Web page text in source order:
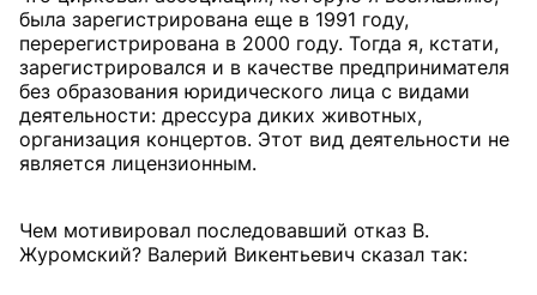
была зарегистрирована еще в 1991 году,
перерегистрирована в 2000 году. Тогда я, кстати,
зарегистрировался и в качестве предпринимателя
без образования юридического лица с видами
деятельности: дрессура диких животных,
организация концертов. Этот вид деятельности не
является лицензионным.
Чем мотивировал последовавший отказ В.
Журомский? Валерий Викентьевич сказал так: